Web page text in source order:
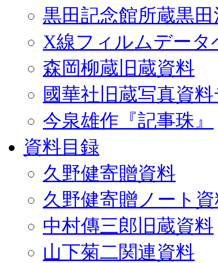
黒田記念館所蔵黒
X線フィルムデータ
森岡柳蔵旧蔵資料
國華社旧蔵写真資
今泉雄作『記事珠』
資料目録
久野健寄贈資料
久野健寄贈ノート
中村傳三郎旧蔵資料
山下菊二関連資料